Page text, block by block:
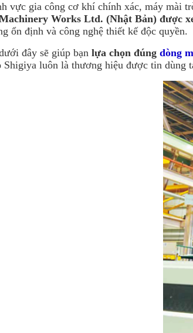
vực gia công cơ khí chính xác, máy mài
Works Ltd. (Nhật Bản) được
ổn định và công nghệ thiết kế độc quyền.
đây sẽ giúp bạn lựa chọn đúng dòng
Shigiya luôn là thương hiệu được tin dùng